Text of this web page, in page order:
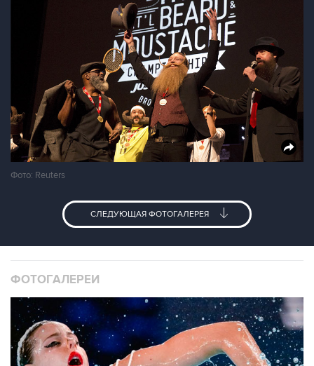
Фото: Reuters
СЛЕДУЮЩАЯ ФОТОГАЛЕРЕЯ
ФОТОГАЛЕРЕИ